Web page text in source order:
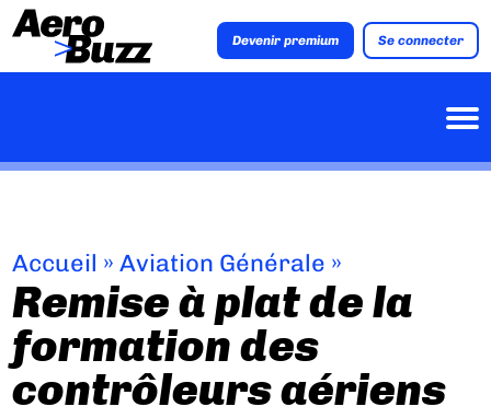
Devenir premium Se connecter
Accueil »Aviation Générale »
Remise à plat de la
formation des
contrôleurs aériens